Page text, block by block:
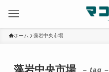
ホーム 藻岩中央市場
藻岩中央市場 – tag –